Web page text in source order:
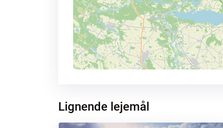
Lignende lejemål